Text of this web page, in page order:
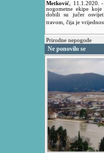
Metković 11.1.2020.
nogometne ekipe
dobili su jučer
travom, čija je
Prirodne nepogode
Ne ponovilo se